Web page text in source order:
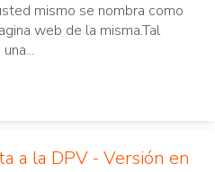
mismo se nombra como
web de la misma.Tal
a la DPV - Versión en